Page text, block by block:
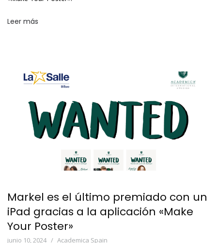
Leer más
Markel es el último premiado con un
iPad gracias a la aplicación «Make
Your Poster»
junio 10, 2024 Academica Spain